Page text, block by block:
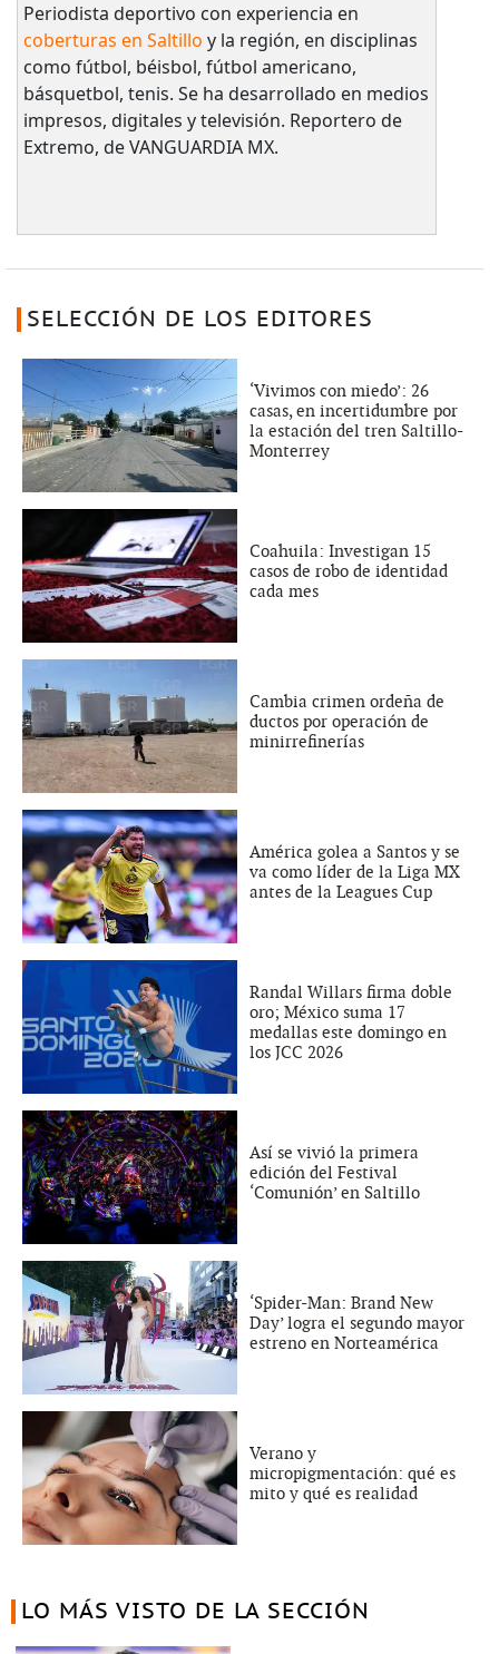
Periodista deportivo con experiencia en
coberturas en Saltillo y la región, en disciplinas
como fútbol, béisbol, fútbol americano,
básquetbol, tenis. Se ha desarrollado en medios
impresos, digitales y televisión. Reportero de
Extremo, de VANGUARDIA MX.
SELECCIÓN DE LOS EDITORES
‘Vivimos con miedo’: 26
casas, en incertidumbre por
la estación del tren Saltillo-
Monterrey
Coahuila: Investigan 15
casos de robo de identidad
cada mes
Cambia crimen ordeña de
ductos por operación de
minirrefinerías
América golea a Santos y se
va como líder de la Liga MX
antes de la Leagues Cup
Randal Willars firma doble
oro; México suma 17
medallas este domingo en
los JCC 2026
Así se vivió la primera
edición del Festival
‘Comunión’ en Saltillo
‘Spider-Man: Brand New
Day’ logra el segundo mayor
estreno en Norteamérica
Verano y
micropigmentación: qué es
mito y qué es realidad
LO MÁS VISTO DE LA SECCIÓN